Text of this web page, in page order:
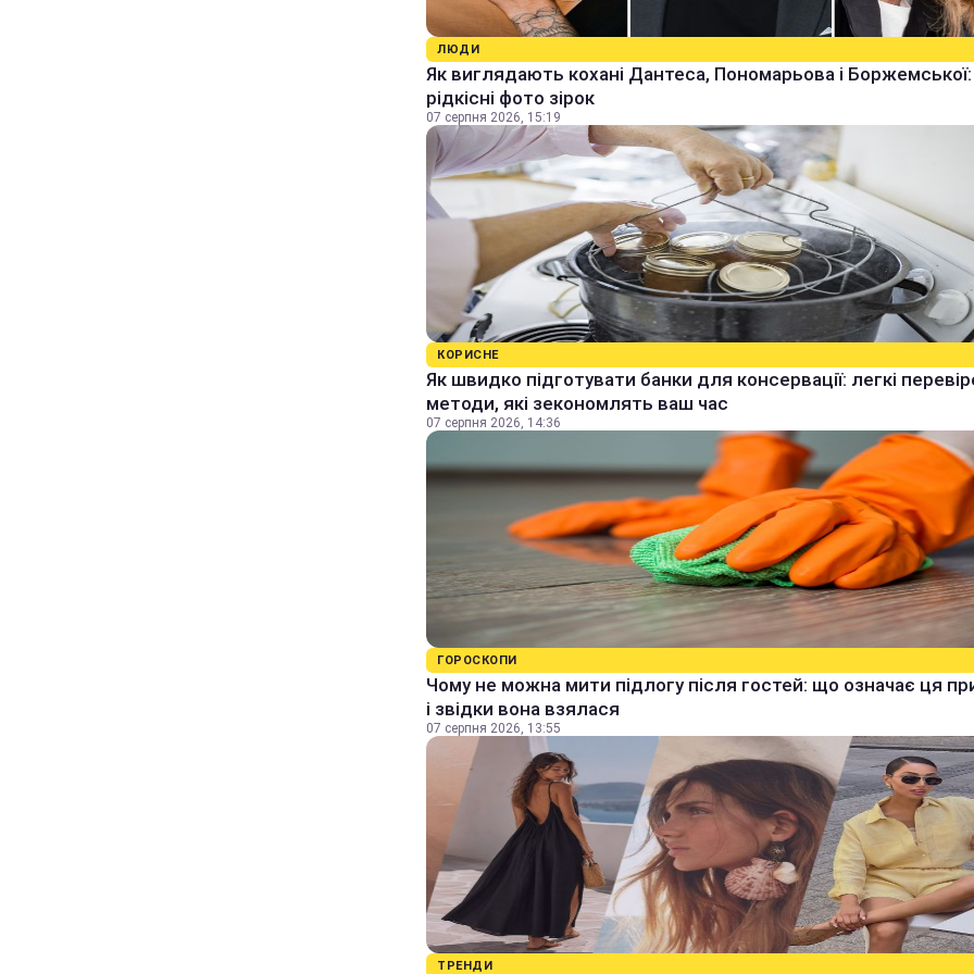
ЛЮДИ
Як виглядають кохані Дантеса, Пономарьова і Боржемської:
рідкісні фото зірок
07 серпня 2026, 15:19
КОРИСНЕ
Як швидко підготувати банки для консервації: легкі
методи, які зекономлять ваш час
07 серпня 2026, 14:36
ГОРОСКОПИ
Чому не можна мити підлогу після гостей: що означає ця
і звідки вона взялася
07 серпня 2026, 13:55
ТРЕНДИ